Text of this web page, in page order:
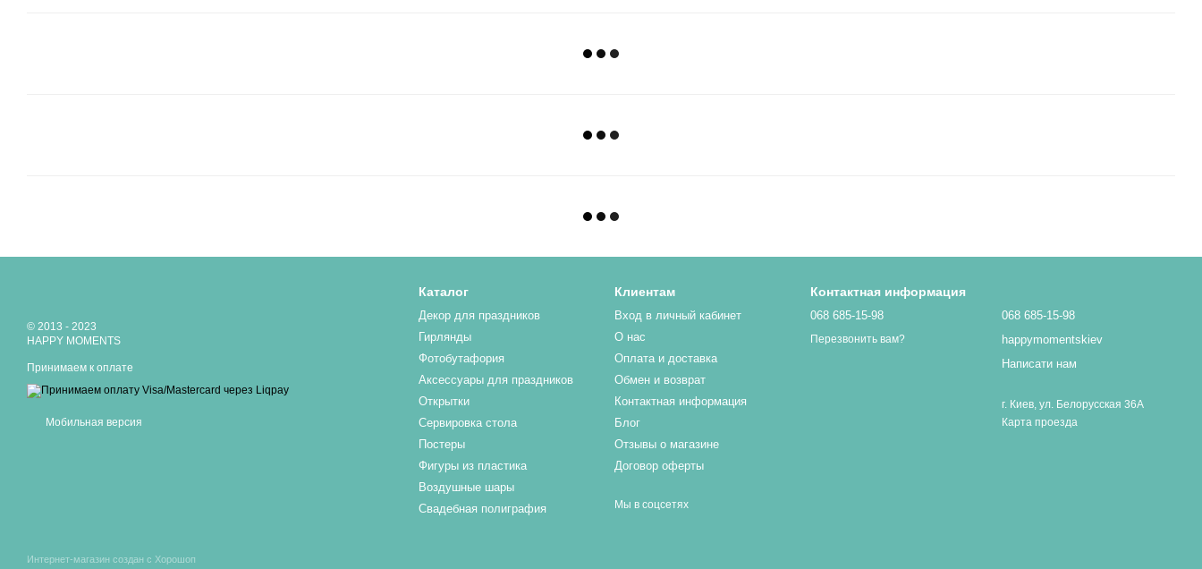
© 2013 - 2023
HAPPY MOMENTS
Принимаем к оплате
Мобильная версия
Интернет-магазин создан с Хорошоп
Каталог
Декор для праздников
Гирлянды
Фотобутафория
Аксессуары для праздников
Открытки
Сервировка стола
Постеры
Фигуры из пластика
Воздушные шары
Свадебная полиграфия
Клиентам
Вход в личный кабинет
О нас
Оплата и доставка
Обмен и возврат
Контактная информация
Блог
Отзывы о магазине
Договор оферты
Мы в соцсетях
Контактная информация
068 685-15-98
Перезвонить вам?
068 685-15-98
happymomentskiev
Написати нам
г. Киев, ул. Белорусская 36А
Карта проезда